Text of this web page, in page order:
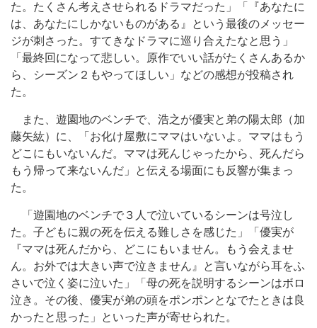
た。たくさん考えさせられるドラマだった」「『あなたに
は、あなたにしかないものがある』という最後のメッセー
ジが刺さった。すてきなドラマに巡り合えたなと思う」
「最終回になって悲しい。原作でいい話がたくさんあるか
ら、シーズン２もやってほしい」などの感想が投稿され
た。
また、遊園地のベンチで、浩之が優実と弟の陽太郎（加
藤矢紘）に、「お化け屋敷にママはいないよ。ママはもう
どこにもいないんだ。ママは死んじゃったから、死んだら
もう帰って来ないんだ」と伝える場面にも反響が集まっ
た。
「遊園地のベンチで３人で泣いているシーンは号泣し
た。子どもに親の死を伝える難しさを感じた」「優実が
『ママは死んだから、どこにもいません。もう会えませ
ん。お外では大きい声で泣きません』と言いながら耳をふ
さいで泣く姿に泣いた」「母の死を説明するシーンはボロ
泣き。その後、優実が弟の頭をポンポンとなでたときは良
かったと思った」といった声が寄せられた。